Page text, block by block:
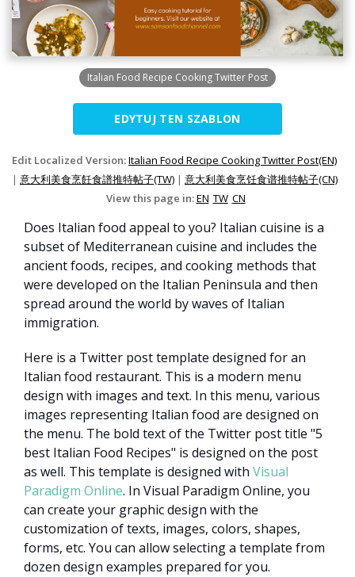
Italian Food Recipe Cooking Twitter Post
EDYTUJ TEN SZABLON
Edit Localized Version:Italian Food Recipe Cooking Twitter Post(EN)
| 意大利美食烹飪食譜推特帖子(TW) | 意大利美食烹饪食谱推特帖子(CN)
View this page in:EN TW CN
Does Italian food appeal to you? Italian cuisine is a
subset of Mediterranean cuisine and includes the
ancient foods, recipes, and cooking methods that
were developed on the Italian Peninsula and then
spread around the world by waves of Italian
immigration.
Here is a Twitter post template designed for an
Italian food restaurant. This is a modern menu
design with images and text. In this menu, various
images representing Italian food are designed on
the menu. The bold text of the Twitter post title "5
best Italian Food Recipes" is designed on the post
as well. This template is designed with Visual
Paradigm Online. In Visual Paradigm Online, you
can create your graphic design with the
customization of texts, images, colors, shapes,
forms, etc. You can allow selecting a template from
dozen design examples prepared for you.